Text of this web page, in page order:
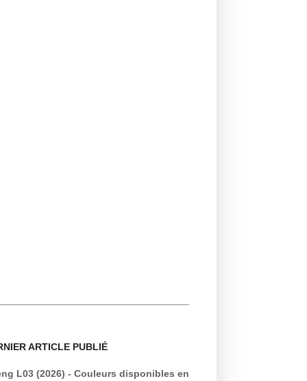
ARTICLE PUBLIÉ
L03 (2026) - Couleurs disponibles en